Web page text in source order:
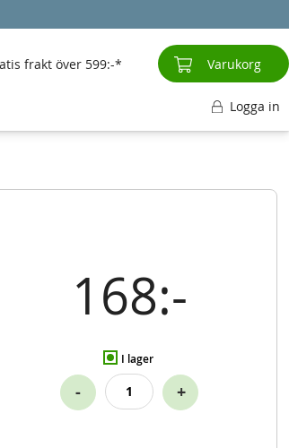
168:-
I lager
- +
frakt över 599:- Varukorg
Logga in